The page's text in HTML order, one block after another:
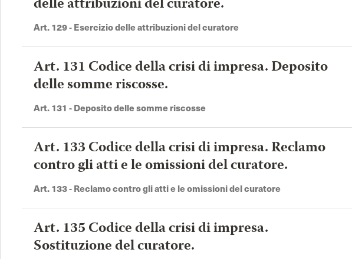
Art. 129 - Esercizio delle attribuzioni del curatore
Art. 131 Codice della crisi di impresa. Deposito
delle somme riscosse.
Art. 131 - Deposito delle somme riscosse
Art. 133 Codice della crisi di impresa. Reclamo
contro gli atti e le omissioni del curatore.
Art. 133 - Reclamo contro gli atti e le omissioni del curatore
Art. 135 Codice della crisi di impresa.
Sostituzione del curatore.